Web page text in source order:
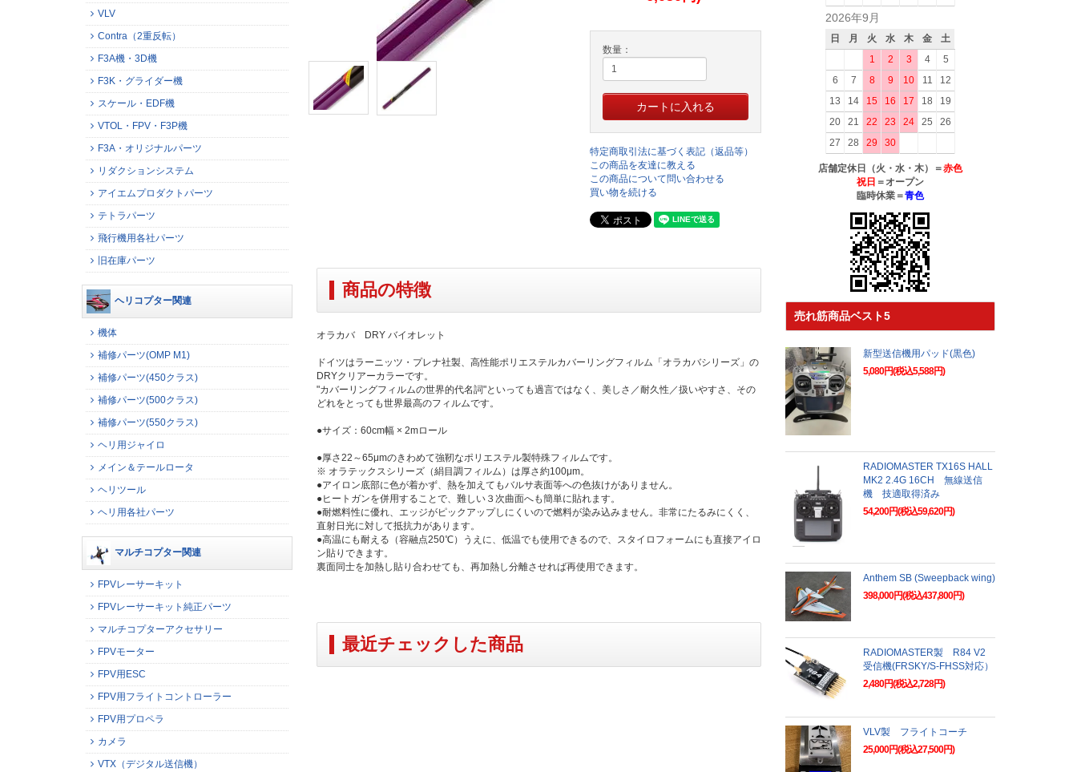
数量：
特定商取引法に基づく表記（返品等）
この商品を友達に教える
この商品について問い合わせる
買い物を続ける
商品の特徴
オラカバ DRY バイオレット
ドイツはラーニッツ・プレナ社製、高性能ポリエステルカバーリングフィルム「オラカバシリーズ」の
DRYクリアーカラーです。
"カバーリングフィルムの世界的代名詞"といっても過言ではなく、美しさ／耐久性／扱いやすさ、その
どれをとっても世界最高のフィルムです。
●サイズ：60cm幅 × 2mロール
●厚さ22～65μmのきわめて強靭なポリエステル製特殊フィルムです。
※ オラテックスシリーズ（絹目調フィルム）は厚さ約100μm。
●アイロン底部に色が着かず、熱を加えてもバルサ表面等への色抜けがありません。
●ヒートガンを併用することで、難しい３次曲面へも簡単に貼れます。
●耐燃料性に優れ、エッジがピックアップしにくいので燃料が染み込みません。非常にたるみにくく、
直射日光に対して抵抗力があります。
●高温にも耐える（容融点250℃）うえに、低温でも使用できるので、スタイロフォームにも直接アイロ
ン貼りできます。
裏面同士を加熱し貼り合わせても、再加熱し分離させれば再使用できます。
最近チェックした商品
VLV
Contra（2重反転）
F3A機・3D機
F3K・グライダー機
スケール・EDF機
VTOL・FPV・F3P機
F3A・オリジナルパーツ
リダクションシステム
アイエムプロダクトパーツ
テトラパーツ
飛行機用各社パーツ
旧在庫パーツ
ヘリコプター関連
機体
補修パーツ(OMP M1)
補修パーツ(450クラス)
補修パーツ(500クラス)
補修パーツ(550クラス)
ヘリ用ジャイロ
メイン＆テールロータ
ヘリツール
ヘリ用各社パーツ
マルチコプター関連
FPVレーサーキット
FPVレーサーキット純正パーツ
マルチコプターアクセサリー
FPVモーター
FPV用ESC
FPV用フライトコントローラー
FPV用プロペラ
カメラ
VTX（デジタル送信機）
2026年9月
日 月 火 水 木 金
土
1
2 3 4
5
6
7 8 9 10 11
12
13
14 15 16 17 18
19
20
21 22 23 24 25
26
27
28 29 30
店舗定休日（火・水・木）＝赤色
祝日 ＝オープン
臨時休業＝青色
売れ筋商品ベスト5
新型送信機用パッド(黒色)
5,080円(税込5,588円)
RADIOMASTER TX16S HALL
MK2 2.4G 16CH 無線送信
機 技適取得済み
54,200円(税込59,620円)
Anthem SB (Sweepback wing)
398,000円(税込437,800円)
RADIOMASTER製 R84 V2
受信機(FRSKY/S-FHSS対応）
2,480円(税込2,728円)
VLV製 フライトコーチ
25,000円(税込27,500円)